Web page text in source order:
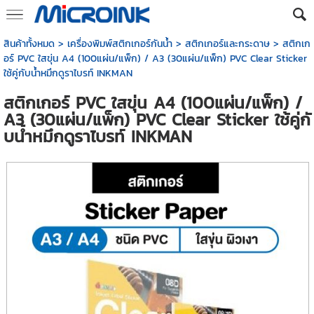
สินค้าทั้งหมด> เครื่องพิมพ์สติกเกอร์กันน้ำ> สติกเกอร์และกระดาษ> สติกเก
อร์ PVC ใสขุ่น A4 (100แผ่น/แพ็ก) / A3 (30แผ่น/แพ็ก) PVC Clear Sticker
ใช้คู่กับน้ำหมึกดูราไบรท์ INKMAN
สติกเกอร์ PVC ใสขุ่น A4 (100แผ่น/แพ็ก) /
A3 (30แผ่น/แพ็ก) PVC Clear Sticker ใช้คู่กั
บน้ำหมึกดูราไบรท์ INKMAN